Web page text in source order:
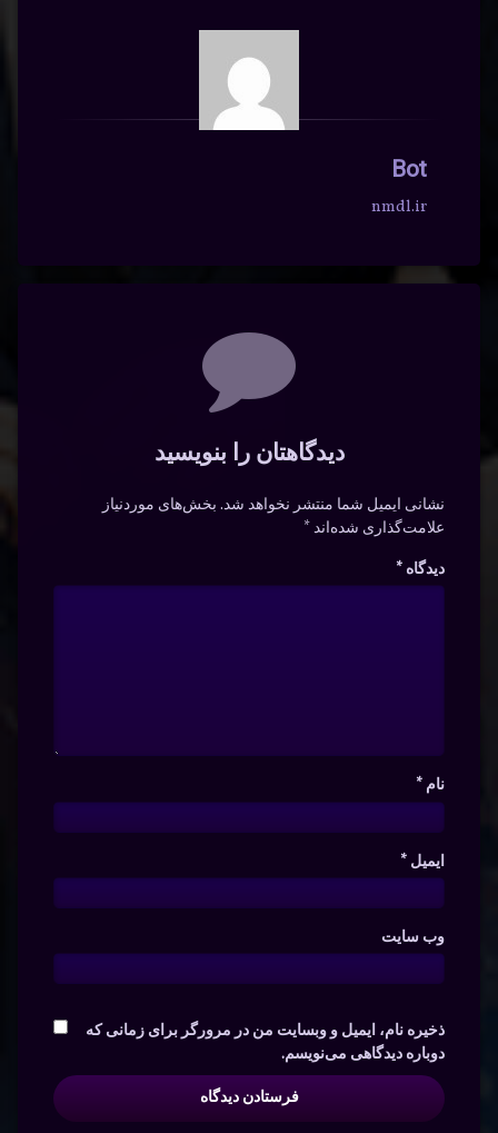
Bot
nmdl.ir
دیدگاهتان را بنویسید
نشانی ایمیل شما منتشر نخواهد شد. بخش‌های موردنیاز
علامت‌گذاری شده‌اند*
دیدگاه *
نام *
ایمیل *
وب‌ سایت
ذخیره نام، ایمیل و وبسایت من در مرورگر برای زمانی که
دوباره دیدگاهی می‌نویسم.